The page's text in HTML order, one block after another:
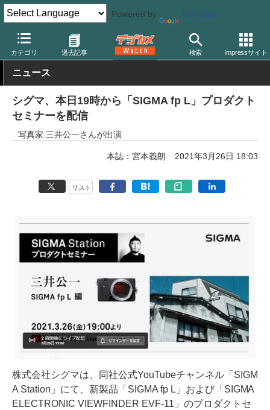
Powered by Translate
カテゴリ 過去記事 検索 Impressサイト
デジカメ Watch カメラ ミラーレスカメラ シグマ
ニュース
シグマ、本日19時から「SIGMA fp L」プロダクト
セミナーを配信
写真家 三井公一さんが出演
本誌：宮本義朗 2021年3月26日 18:03
リスト
株式会社シグマは、同社公式YouTubeチャンネル「SIGM
A Station」にて、新製品「SIGMA fp L」および「SIGMA
ELECTRONIC VIEWFINDER EVF-11」のプロダクトセ